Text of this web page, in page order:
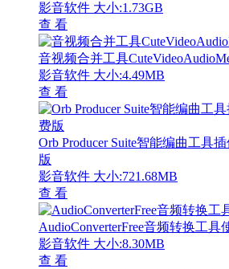
影音软件 大小:1.73GB
查 看
音视频合并工具
影音软件 大小:4.49MB
查 看
Orb Producer Suite智能编曲工具
版
影音软件 大小:721.68MB
查 看
AudioConverterFree音频转换工具
影音软件 大小:8.30MB
查 看